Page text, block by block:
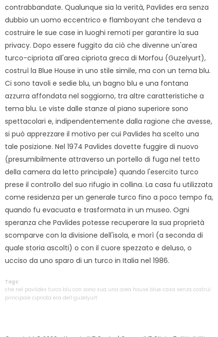
contrabbandate. Qualunque sia la verità, Pavlides era senza
dubbio un uomo eccentrico e flamboyant che tendeva a
costruire le sue case in luoghi remoti per garantire la sua
privacy. Dopo essere fuggito da ciò che divenne un'area
turco-cipriota all'area cipriota greca di Morfou (Guzelyurt),
costruì la Blue House in uno stile simile, ma con un tema blu.
Ci sono tavoli e sedie blu, un bagno blu e una fontana
azzurra affondata nel soggiorno, tra altre caratteristiche a
tema blu. Le viste dalle stanze al piano superiore sono
spettacolari e, indipendentemente dalla ragione che avesse,
si può apprezzare il motivo per cui Pavlides ha scelto una
tale posizione. Nel 1974 Pavlides dovette fuggire di nuovo
(presumibilmente attraverso un portello di fuga nel tetto
della camera da letto principale) quando l'esercito turco
prese il controllo del suo rifugio in collina. La casa fu utilizzata
come residenza per un generale turco fino a poco tempo fa,
quando fu evacuata e trasformata in un museo. Ogni
speranza che Pavlides potesse recuperare la sua proprietà
scomparve con la divisione dell'isola, e morì (a seconda di
quale storia ascolti) o con il cuore spezzato e deluso, o
ucciso da uno sparo di un turco in Italia nel 1986.
Tags:
che nel pavlides turco blu con sono sua una area house blue casa senza costruì
principale cipriota era dell guzelyurt